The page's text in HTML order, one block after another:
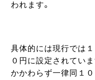
われます。
具体的には現行では
０円に設定されてい
かかわらず一律同１